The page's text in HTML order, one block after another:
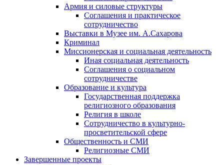
Армия и силовые структуры
Соглашения и практическое
сотрудничество
Выставки в Музее им. А.Сахарова
Криминал
Миссионерская и социальная деятельность
Иная социальная деятельность
Соглашения о социальном
сотрудничестве
Образование и культура
Государственная поддержка
религиозного образования
Религия в школе
Сотрудничество в культурно-
просветительской сфере
Общественность и СМИ
Религиозные СМИ
Завершенные проекты